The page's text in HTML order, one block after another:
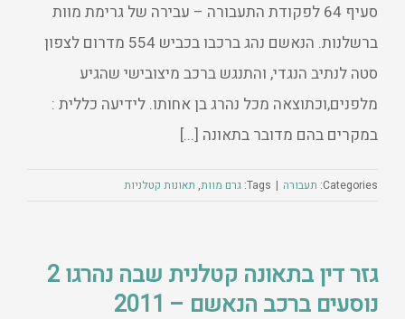
סעיף 64 לפקודת התעבורה – עבירה של גרימת מוות
ברשלנות. הנאשם נהג ברכבו בכביש 554 מדרום לצפון
סטה לנתיב הנגדי, והתנגש ברכב מיצובישי שהגיע
מלפנים,וכתוצאה מכל נהרג בן אחותו. לידיעה כללית :
במקרים בהם מדובר בתאונה [...]
Categories: תעבורה |
Tags: גרם מוות, תאונות קטלניות
גזר דין בתאונה קטלנית שבה נהרגו 2
נוסעים ברכב הנאשם – 2011